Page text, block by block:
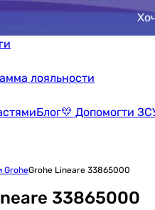
лояльности
Блог💛 Допомогти
GroheGrohe Lineare 33865000
33865000